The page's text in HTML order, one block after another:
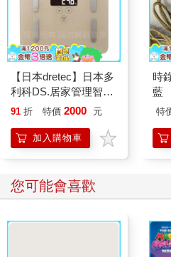
【日本dretec】日本多
利科DS.居家管理智能
四合一體重體脂計-摩
91 折 特價 2000 元
加入購物車
時
藍
特
您可能會喜歡